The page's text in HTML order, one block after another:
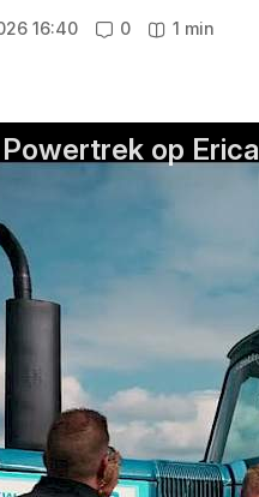
16:40 0 1 min
op Erica